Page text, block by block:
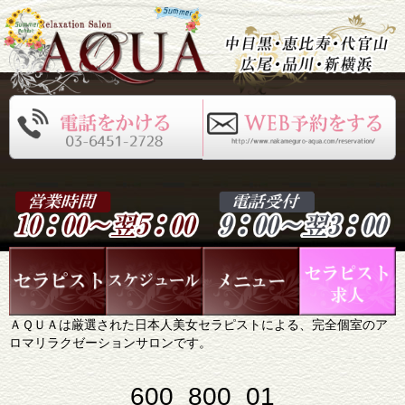
ＡＱＵＡは厳選された日本人美女セラピストによる、完全個室のア
ロマリラクゼーションサロンです。
600_800_01